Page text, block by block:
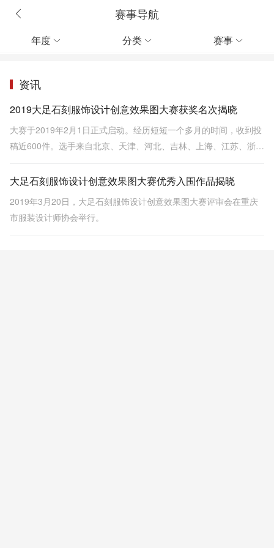
赛事导航
年度  分类  赛事 
资讯
2019大足石刻服饰设计创意效果图大赛获奖名次揭晓
大赛于2019年2月1日正式启动。经历短短一个多月的时间，收到投
稿近600件。选手来自北京、天津、河北、吉林、上海、江苏、浙
14个省及直辖市50多所高校师生、专业设计机构设计师的。
大足石刻服饰设计创意效果图大赛优秀入围作品揭晓
2019年3月20日，大足石刻服饰设计创意效果图大赛评审会在重庆
市服装设计师协会举行。